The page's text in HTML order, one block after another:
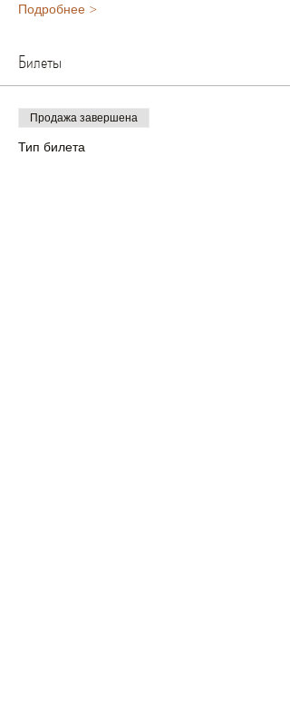
Подробнее >
Билеты
Продажа завершена
Тип билета